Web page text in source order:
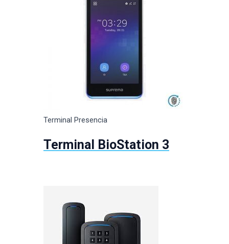
Terminal Presencia
Terminal BioStation 3